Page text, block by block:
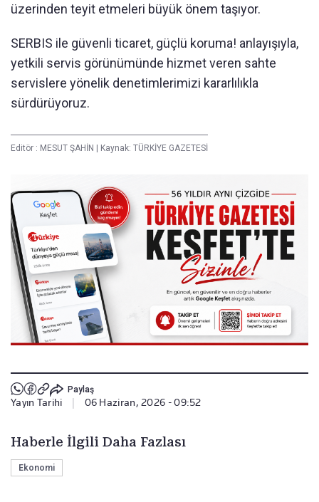
üzerinden teyit etmeleri büyük önem taşıyor.
SERBIS ile güvenli ticaret, güçlü koruma! anlayışıyla,
yetkili servis görünümünde hizmet veren sahte
servislere yönelik denetimlerimizi kararlılıkla
sürdürüyoruz.
Editör : MESUT ŞAHİN Kaynak: TÜRKİYE GAZETESİ
Paylaş
Yayın Tarihi 06 Haziran, 2026 - 09:52
Haberle İlgili Daha Fazlası
Ekonomi